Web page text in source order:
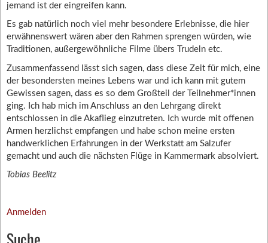
jemand ist der eingreifen kann.
Es gab natürlich noch viel mehr besondere Erlebnisse, die hier
erwähnenswert wären aber den Rahmen sprengen würden, wie
Traditionen, außergewöhnliche Filme übers Trudeln etc.
Zusammenfassend lässt sich sagen, dass diese Zeit für mich, eine
der besondersten meines Lebens war und ich kann mit gutem
Gewissen sagen, dass es so dem Großteil der Teilnehmer*innen
ging. Ich hab mich im Anschluss an den Lehrgang direkt
entschlossen in die Akaflieg einzutreten. Ich wurde mit offenen
Armen herzlichst empfangen und habe schon meine ersten
handwerklichen Erfahrungen in der Werkstatt am Salzufer
gemacht und auch die nächsten Flüge in Kammermark absolviert.
Tobias Beelitz
Anmelden